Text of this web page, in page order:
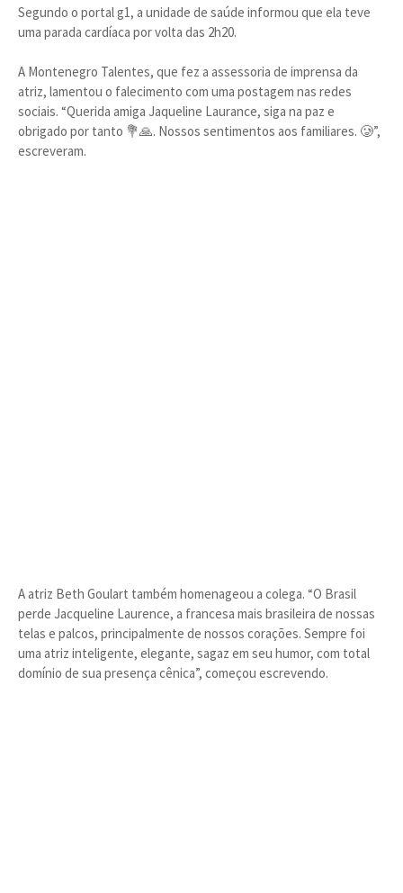
Segundo o portal g1, a unidade de saúde informou que ela teve
uma parada cardíaca por volta das 2h20.
A Montenegro Talentes, que fez a assessoria de imprensa da
atriz, lamentou o falecimento com uma postagem nas redes
sociais. “Querida amiga Jaqueline Laurance, siga na paz e
obrigado por tanto 💐🙏. Nossos sentimentos aos familiares. 🥲”,
escreveram.
A atriz Beth Goulart também homenageou a colega. “O Brasil
perde Jacqueline Laurence, a francesa mais brasileira de nossas
telas e palcos, principalmente de nossos corações. Sempre foi
uma atriz inteligente, elegante, sagaz em seu humor, com total
domínio de sua presença cênica”, começou escrevendo.